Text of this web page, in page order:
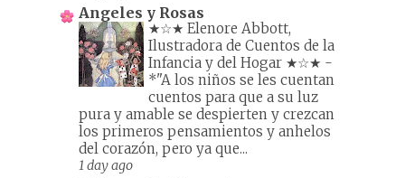
Angeles y Rosas
★☆★ Elenore Abbott,
Ilustradora de Cuentos de la
Infancia y del Hogar ★☆★ -
*"A los niños se les cuentan
cuentos para que a su luz
pura y amable se despierten y crezcan
los primeros pensamientos y anhelos
del corazón, pero ya que...
1 day ago